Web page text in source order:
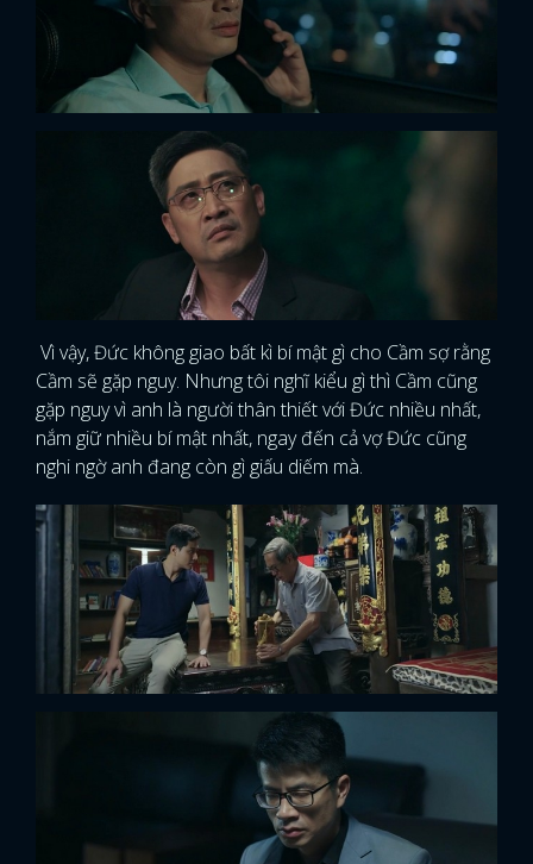
Vì vậy, Đức không giao bất kì bí mật gì cho Cầm sợ rằng
Cầm sẽ gặp nguy. Nhưng tôi nghĩ kiểu gì thì Cầm cũng
gặp nguy vì anh là người thân thiết với Đức nhiều nhất,
nắm giữ nhiều bí mật nhất, ngay đến cả vợ Đức cũng
nghi ngờ anh đang còn gì giấu diếm mà.